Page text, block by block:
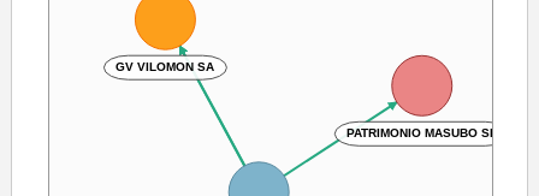
PATRIMONIO MASUBO SL
GV VILOMON SA